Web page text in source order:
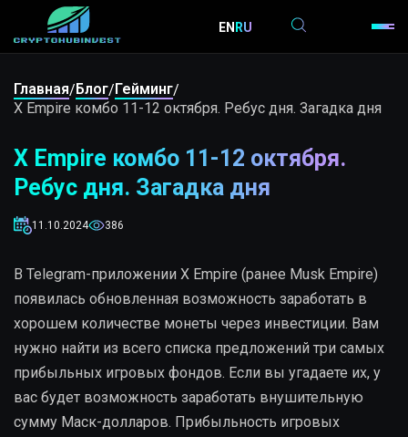
ENRU
Главная/Блог/Гейминг/
X Empire комбо 11-12 октября. Ребус дня. Загадка дня
X Empire комбо 11-12 октября.
Ребус дня. Загадка дня
11.10.2024 386
В Telegram-приложении X Empire (ранее Musk Empire)
появилась обновленная возможность заработать в
хорошем количестве монеты через инвестиции. Вам
нужно найти из всего списка предложений три самых
прибыльных игровых фондов. Если вы угадаете их, у
вас будет возможность заработать внушительную
сумму Маск-долларов. Прибыльность игровых